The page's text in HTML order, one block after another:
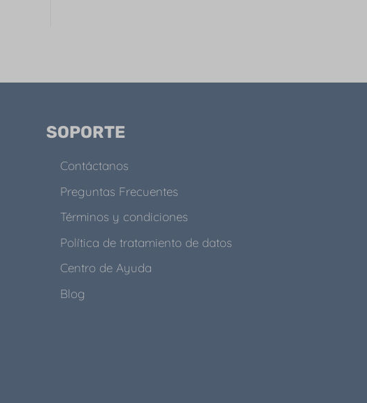
SOPORTE
Contáctanos
Preguntas Frecuentes
Términos y condiciones
Política de tratamiento de datos
Centro de Ayuda
Blog